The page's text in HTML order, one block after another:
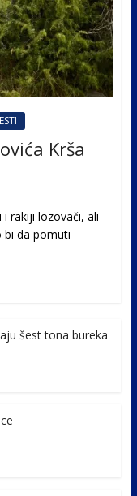
Krša
rakiji lozovači, ali
bi da pomuti
šest tona bureka